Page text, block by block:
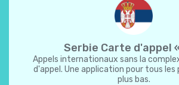
Serbie Carte d'appel
Appels internationaux sans la
d'appel. Une application pour tous les
plus bas.